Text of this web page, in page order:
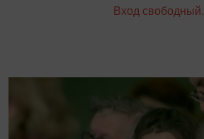
Вход свободный.